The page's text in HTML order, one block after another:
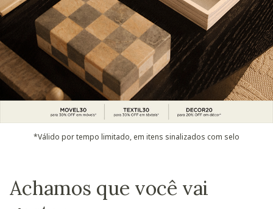
*Válido por tempo limitado, em itens sinalizados com selo
Achamos que você vai